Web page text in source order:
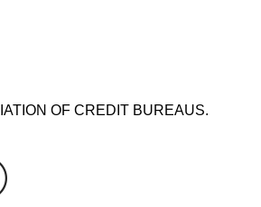
OF CREDIT BUREAUS.